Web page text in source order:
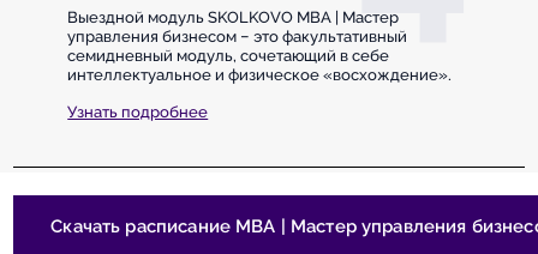
Выездной модуль SKOLKOVO MBA | Мастер
управления бизнесом – это факультативный
семидневный модуль, сочетающий в себе
интеллектуальное и физическое «восхождение».
Узнать подробнее
Скачать расписание MBA | Мастер управления